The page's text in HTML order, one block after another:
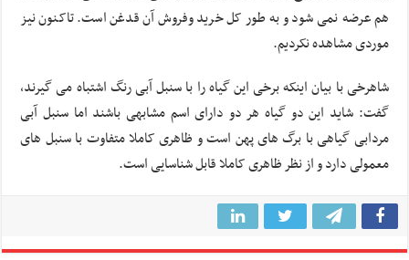
هم عرضه نمی شود و به طور کل خرید وفروش آن قدغن است. تاکنون نیز
موردی مشاهده نکردیم.
شاهرخی با بیان اینکه برخی این گیاه را با سنبل آبی رنگ اشتباه می گیرند،
گفت: شاید این دو گیاه هر دو دارای اسم مشابهی باشند اما سنبل آبی
مردابی گیاهی با برگ های پهن است و ظاهری کاملا متفاوت با سنبل های
معمولی دارد و از نظر ظاهری کاملا قابل شناسایی است.